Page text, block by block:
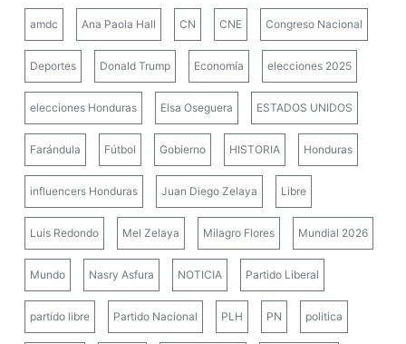
amdc Ana Paola Hall CN CNE Congreso Nacional
Deportes Donald Trump Economía elecciones 2025
elecciones Honduras Elsa Oseguera ESTADOS UNIDOS
Farándula Fútbol Gobierno HISTORIA Honduras
influencers Honduras Juan Diego Zelaya Libre
Luis Redondo Mel Zelaya Milagro Flores Mundial 2026
Mundo Nasry Asfura NOTICIA Partido Liberal
partido libre Partido Nacional PLH PN politica